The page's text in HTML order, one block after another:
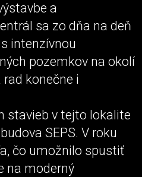
a
sa zo dňa na deň
intenzívnou
pozemkov na okolí
rad konečne i
stavieb v tejto lokalite
SEPS. V roku
čo umožnilo spustiť
na moderný